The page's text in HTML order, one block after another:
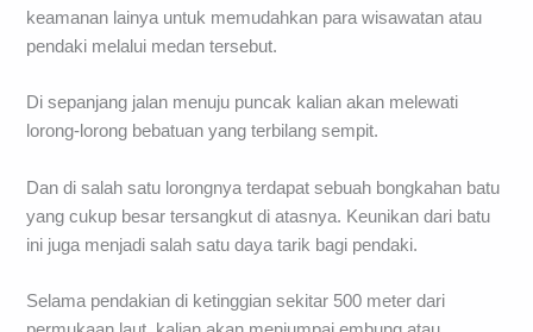
keamanan lainya untuk memudahkan para wisawatan atau
pendaki melalui medan tersebut.
Di sepanjang jalan menuju puncak kalian akan melewati
lorong-lorong bebatuan yang terbilang sempit.
Dan di salah satu lorongnya terdapat sebuah bongkahan batu
yang cukup besar tersangkut di atasnya. Keunikan dari batu
ini juga menjadi salah satu daya tarik bagi pendaki.
Selama pendakian di ketinggian sekitar 500 meter dari